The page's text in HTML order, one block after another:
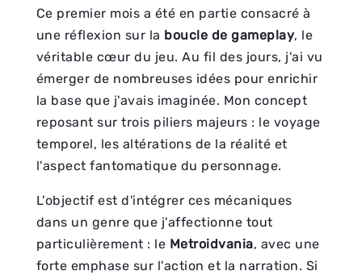
Ce premier mois a été en partie consacré à
une réflexion sur la boucle de gameplay, le
véritable cœur du jeu. Au fil des jours, j'ai vu
émerger de nombreuses idées pour enrichir
la base que j'avais imaginée. Mon concept
reposant sur trois piliers majeurs : le voyage
temporel, les altérations de la réalité et
l'aspect fantomatique du personnage.
L'objectif est d'intégrer ces mécaniques
dans un genre que j'affectionne tout
particulièrement : le Metroidvania, avec une
forte emphase sur l'action et la narration. Si